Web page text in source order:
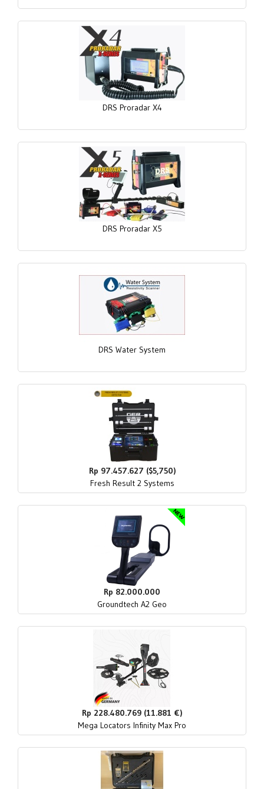
DRS Proradar X4
DRS Proradar X5
DRS Water System
Rp 97.457.627 ($5,750)
Fresh Result 2 Systems
Rp 82.000.000
Groundtech A2 Geo
Rp 228.480.769 (11.881 €)
Mega Locators Infinity Max Pro